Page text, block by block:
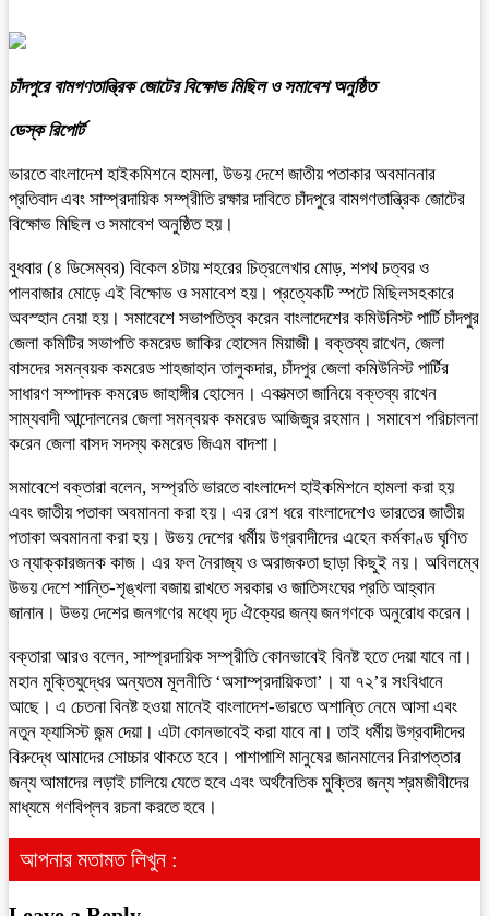
চাঁদপুরে বামগণতান্ত্রিক জোটের বিক্ষোভ মিছিল ও সমাবেশ অনুষ্ঠিত
ডেস্ক রিপোর্ট
ভারতে বাংলাদেশ হাইকমিশনে হামলা, উভয় দেশে জাতীয় পতাকার অবমাননার
প্রতিবাদ এবং সাম্প্রদায়িক সম্প্রীতি রক্ষার দাবিতে চাঁদপুরে বামগণতান্ত্রিক জোটের
বিক্ষোভ মিছিল ও সমাবেশ অনুষ্ঠিত হয়।
বুধবার (৪ ডিসেম্বর) বিকেল ৪টায় শহরের চিত্রলেখার মোড়, শপথ চত্বর ও
পালবাজার মোড়ে এই বিক্ষোভ ও সমাবেশ হয়। প্রত্যেকটি স্পটে মিছিলসহকারে
অবস্হান নেয়া হয়। সমাবেশে সভাপতিত্ব করেন বাংলাদেশের কমিউনিস্ট পার্টি চাঁদপুর
জেলা কমিটির সভাপতি কমরেড জাকির হোসেন মিয়াজী। বক্তব্য রাখেন, জেলা
বাসদের সমন্বয়ক কমরেড শাহজাহান তালুকদার, চাঁদপুর জেলা কমিউনিস্ট পার্টির
সাধারণ সম্পাদক কমরেড জাহাঙ্গীর হোসেন। একাত্মতা জানিয়ে বক্তব্য রাখেন
সাম্যবাদী আন্দোলনের জেলা সমন্বয়ক কমরেড আজিজুর রহমান। সমাবেশ পরিচালনা
করেন জেলা বাসদ সদস্য কমরেড জিএম বাদশা।
সমাবেশে বক্তারা বলেন, সম্প্রতি ভারতে বাংলাদেশ হাইকমিশনে হামলা করা হয়
এবং জাতীয় পতাকা অবমাননা করা হয়। এর রেশ ধরে বাংলাদেশেও ভারতের জাতীয়
পতাকা অবমাননা করা হয়। উভয় দেশের ধর্মীয় উগ্রবাদীদের এহেন কর্মকাণ্ড ঘৃণিত
ও ন্যাক্কারজনক কাজ। এর ফল নৈরাজ্য ও অরাজকতা ছাড়া কিছুই নয়। অবিলম্বে
উভয় দেশে শান্তি-শৃঙ্খলা বজায় রাখতে সরকার ও জাতিসংঘের প্রতি আহ্বান
জানান। উভয় দেশের জনগণের মধ্যে দৃঢ ঐক্যের জন্য জনগণকে অনুরোধ করেন।
বক্তারা আরও বলেন, সাম্প্রদায়িক সম্প্রীতি কোনভাবেই বিনষ্ট হতে দেয়া যাবে না।
মহান মুক্তিযুদ্ধের অন্যতম মূলনীতি ‘অসাম্প্রদায়িকতা’। যা ৭২’র সংবিধানে
আছে। এ চেতনা বিনষ্ট হওয়া মানেই বাংলাদেশ-ভারতে অশান্তি নেমে আসা এবং
নতুন ফ্যাসিস্ট জন্ম দেয়া। এটা কোনভাবেই করা যাবে না। তাই ধর্মীয় উগ্রবাদীদের
বিরুদ্ধে আমাদের সোচ্চার থাকতে হবে। পাশাপাশি মানুষের জানমালের নিরাপত্তার
জন্য আমাদের লড়াই চালিয়ে যেতে হবে এবং অর্থনৈতিক মুক্তির জন্য শ্রমজীবীদের
মাধ্যমে গণবিপ্লব রচনা করতে হবে।
আপনার মতামত লিখুন :